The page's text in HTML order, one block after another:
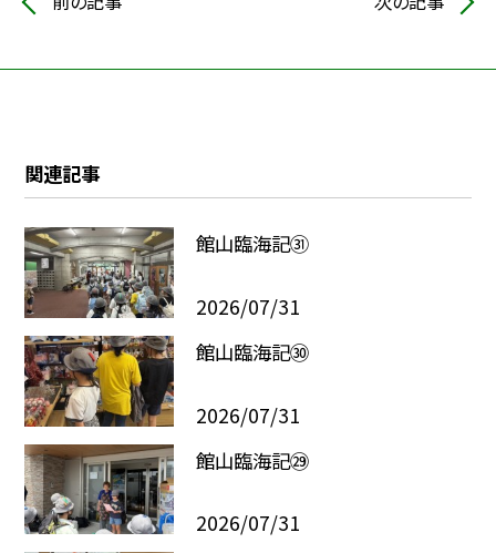
関連記事
館山臨海記㉛
2026/07/31
館山臨海記㉚
2026/07/31
館山臨海記㉙
2026/07/31